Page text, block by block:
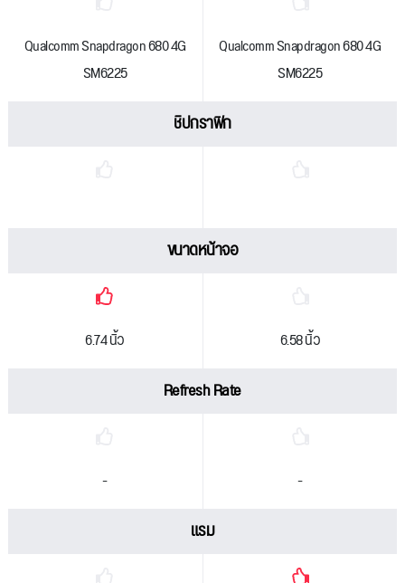
Qualcomm Snapdragon 680 4G
SM6225
Qualcomm Snapdragon 680 4G
SM6225
ชิปกราฟิก
ขนาดหน้าจอ
6.74 นิ้ว 6.58 นิ้ว
Refresh Rate
- -
แรม